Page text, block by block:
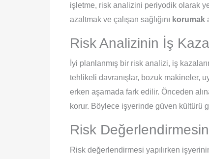
işletme, risk analizini periyodik olarak
azaltmak ve çalışan sağlığını korumak
Risk Analizinin İş
İyi planlanmış bir risk analizi, iş
tehlikeli davranışlar, bozuk makineler,
erken aşamada fark edilir. Önceden
korur. Böylece işyerinde güven kültürü
Risk
Risk değerlendirmesi yapılırken